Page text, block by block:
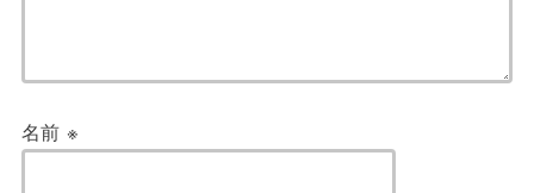
名前※